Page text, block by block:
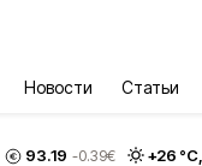
Новости Статьи
93.19 -0.39€ +26 °С,